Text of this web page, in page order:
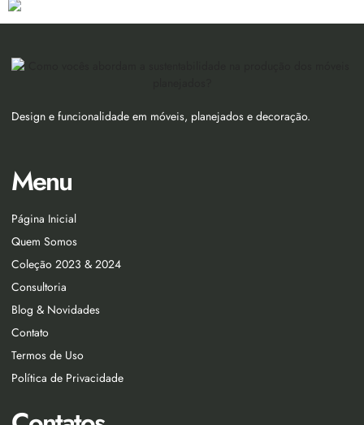
Design e funcionalidade em móveis, planejados e decoração.
Menu
Página Inicial
Quem Somos
Coleção 2023 & 2024
Consultoria
Blog & Novidades
Contato
Termos de Uso
Política de Privacidade